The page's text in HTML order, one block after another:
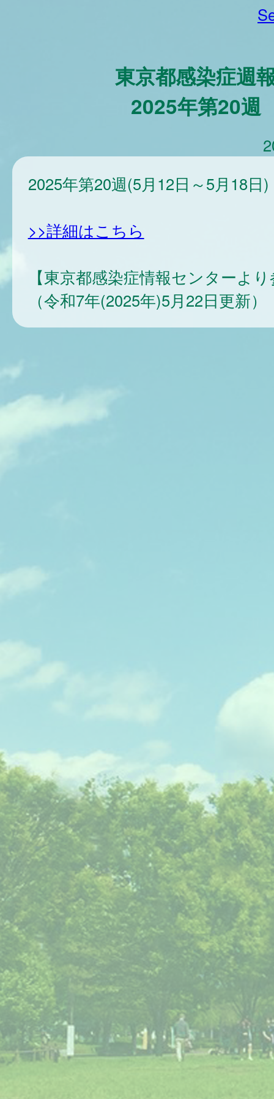
東京都感染症週
2025年第20週
2025年第20週(5月12日～5月18日)
>>詳細はこちら
【東京都感染症情報センターよ
（令和7年(2025年)5月22日更新）